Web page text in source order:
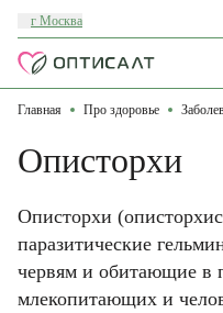
г Москва
Главная Про здоровье
Описторхи
Описторхи
паразитические
червям и обитающие в
млекопитающих и